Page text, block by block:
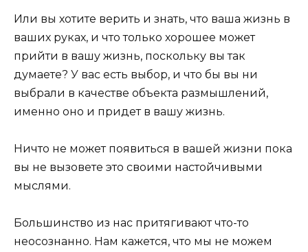
Или вы хотите верить и знать, что ваша жизнь в
ваших руках, и что только хорошее может
прийти в вашу жизнь, поскольку вы так
думаете? У вас есть выбор, и что бы вы ни
выбрали в качестве объекта размышлений,
именно оно и придет в вашу жизнь.
Ничто не может появиться в вашей жизни пока
вы не вызовете это своими настойчивыми
мыслями.
Большинство из нас притягивают что-то
неосознанно. Нам кажется, что мы не можем